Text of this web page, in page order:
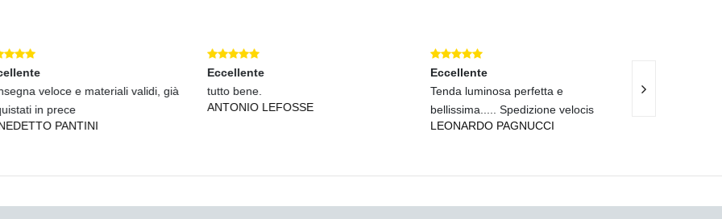
veloce e materiali validi, già
in prece
PANTINI
Eccellente
tutto bene.
ANTONIO LEFOSSE
Eccellente
Tenda luminosa perfetta e
bellissima..... Spedizione velocis
LEONARDO PAGNUCCI
Spedizione